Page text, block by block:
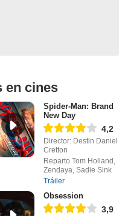
en cines
Spider-Man: Brand
New Day
4,2
Director: Destin Daniel
Cretton
Reparto Tom Holland,
Zendaya, Sadie Sink
Tráiler
Obsession
3,9